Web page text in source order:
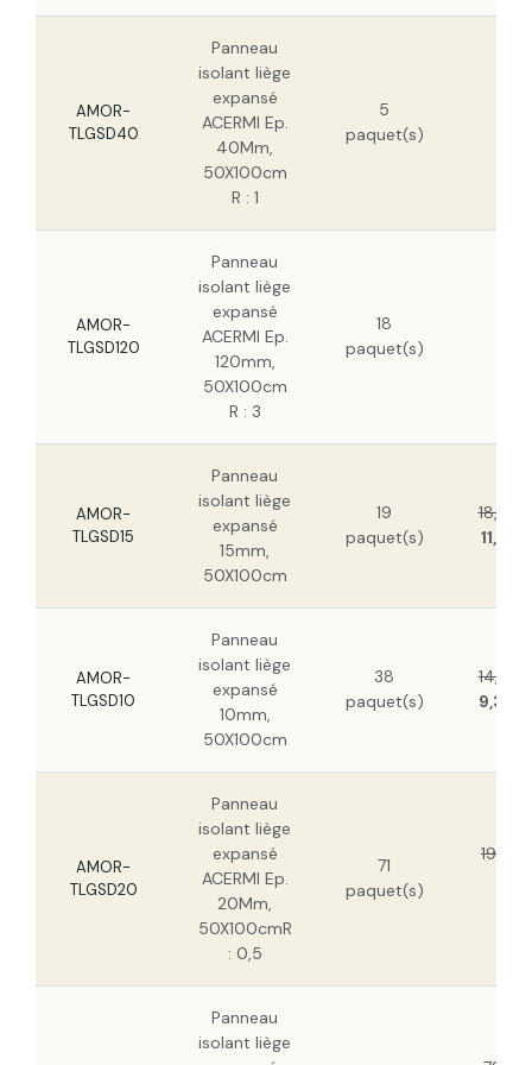
Panneau isolant liège expansé ACERMI Ep.
100mm, 50X100cm R : 2,5
Panneau isolant liège expansé ACERMI Ep.
160mm, 50x100cm R : 4
Panneau isolant liège expansé ACERMI Ep.
180mm, 50x100cm R : 4,5
Panneau isolant liège expansé ACERMI Ep.
200mm, 50x100cm R : 5
AMOR-
TLGSD40
Panneau
isolant liège
expansé
ACERMI Ep.
40Mm,
50X100cm
R : 1
5
paquet(s)
AMOR-
TLGSD120
Panneau
isolant liège
expansé
ACERMI Ep.
120mm,
50X100cm
R : 3
18
paquet(s)
AMOR-
TLGSD15
Panneau
isolant liège
expansé
15mm,
50X100cm
19
paquet(s)
18,46
11,81
AMOR-
TLGSD10
Panneau
isolant liège
expansé
10mm,
50X100cm
38
paquet(s)
14,63
9,36
AMOR-
TLGSD20
Panneau
isolant liège
expansé
ACERMI Ep.
20Mm,
50X100cmR
: 0,5
71
paquet(s)
19,41
Panneau
isolant liège